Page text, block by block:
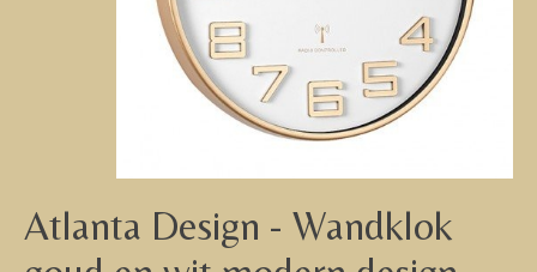
Atlanta Design - Wandklok